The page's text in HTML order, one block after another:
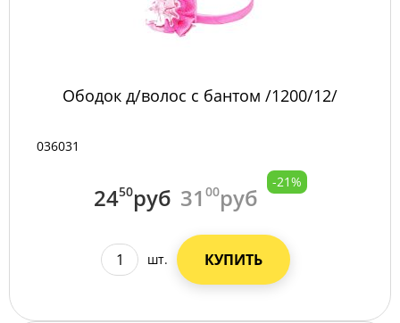
Ободок д/волос с бантом /1200/12/
036031
2450руб 31 00руб
-21%
шт. КУПИТЬ